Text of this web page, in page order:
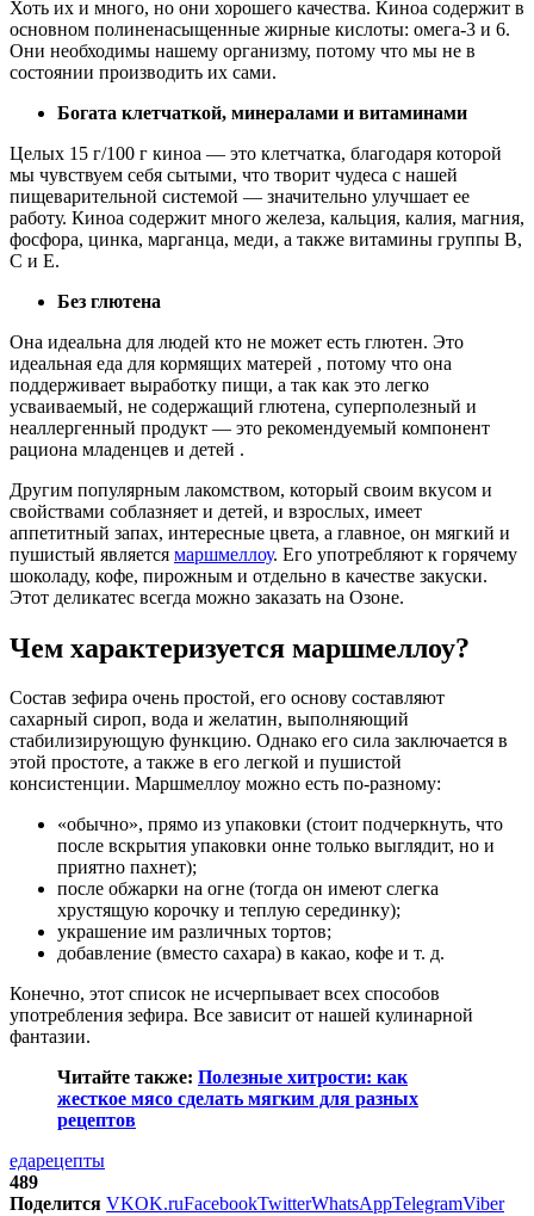
Хоть их и много, но они хорошего качества. Киноа содержит в
основном полиненасыщенные жирные кислоты: омега-3 и 6.
Они необходимы нашему организму, потому что мы не в
состоянии производить их сами.
Богата клетчаткой, минералами и витаминами
Целых 15 г/100 г киноа — это клетчатка, благодаря которой
мы чувствуем себя сытыми, что творит чудеса с нашей
пищеварительной системой — значительно улучшает ее
работу. Киноа содержит много железа, кальция, калия, магния,
фосфора, цинка, марганца, меди, а также витамины группы В,
С и Е.
Без глютена
Она идеальна для людей кто не может есть глютен. Это
идеальная еда для кормящих матерей , потому что она
поддерживает выработку пищи, а так как это легко
усваиваемый, не содержащий глютена, суперполезный и
неаллергенный продукт — это рекомендуемый компонент
рациона младенцев и детей .
Другим популярным лакомством, который своим вкусом и
свойствами соблазняет и детей, и взрослых, имеет
аппетитный запах, интересные цвета, а главное, он мягкий и
пушистый является маршмеллоу. Его употребляют к горячему
шоколаду, кофе, пирожным и отдельно в качестве закуски.
Этот деликатес всегда можно заказать на Озоне.
Чем характеризуется маршмеллоу?
Состав зефира очень простой, его основу составляют
сахарный сироп, вода и желатин, выполняющий
стабилизирующую функцию. Однако его сила заключается в
этой простоте, а также в его легкой и пушистой
консистенции. Маршмеллоу можно есть по-разному:
«обычно», прямо из упаковки (стоит подчеркнуть, что
после вскрытия упаковки онне только выглядит, но и
приятно пахнет);
после обжарки на огне (тогда он имеют слегка
хрустящую корочку и теплую серединку);
украшение им различных тортов;
добавление (вместо сахара) в какао, кофе и т. д.
Конечно, этот список не исчерпывает всех способов
употребления зефира. Все зависит от нашей кулинарной
фантазии.
Читайте также: Полезные хитрости: как
жесткое мясо сделать мягким для разных
рецептов
едарецепты
489
Поделится VKOK.ruFacebookTwitterWhatsAppTelegramViber